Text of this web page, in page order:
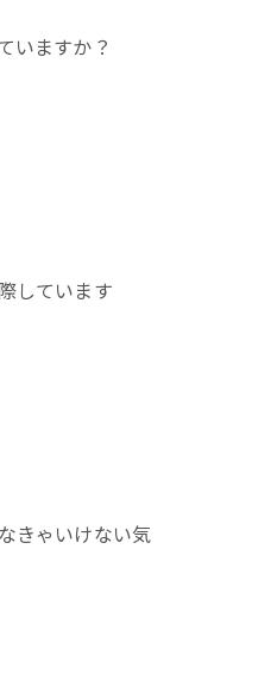
いますか？
しています
きゃいけない気